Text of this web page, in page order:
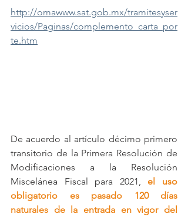
http://omawww.sat.gob.mx/tramitesyser
vicios/Paginas/complemento_carta_por
te.htm
De acuerdo al artículo décimo primero
transitorio de la Primera Resolución de
Modificaciones a la Resolución
Miscelánea Fiscal para 2021, el uso
obligatorio es pasado 120 días
naturales de la entrada en vigor del